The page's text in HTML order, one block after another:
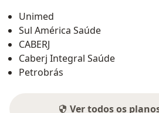
Unimed
Sul América Saúde
CABERJ
Caberj Integral Saúde
Petrobrás
Ver todos os